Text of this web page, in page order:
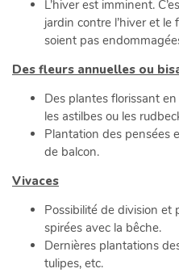
L’hiver est imminent.
jardin contre l’hiver et
soient pas
Des fleurs annuelles ou
Des plantes florissant
les astilbes ou les
Plantation des pensées
de balcon.
Vivaces
Possibilité de division et
spirées avec la bêche.
Dernières plantations
tulipes, etc.